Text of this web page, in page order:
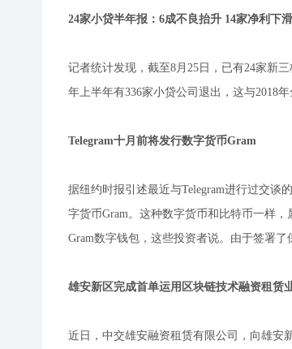
24家小贷半年报：6成不良抬升 14家净利下滑
记者统计发现，截至8月25日，已有24家新
年上半年有336家小贷公司退出，这与2018
Telegram十月前将发行数字货币Gram
据纽约时报引述最近与Telegram进行过交谈
字货币Gram。这种数字货币和比特币一样，
Gram数字钱包，这些投资者说。由于签署了
雄安新区完成首单运用区块链技术融资租赁
近日，中交雄安融资租赁有限公司，向雄安